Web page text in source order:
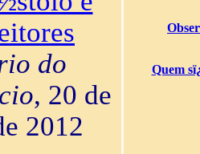
do
, 20 de
2012
Quem